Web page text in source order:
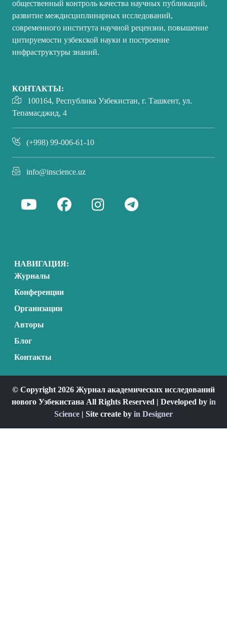
общественный контроль качества научных публикаций,
развитие междисциплинарных исследований,
современного института научной рецензии, повышение
цитируемости узбекской науки и построение
инфраструктуры знаний.
КОНТАКТЫ:
100164, Республика Узбекистан, г. Ташкент, ул.
Тепамасджид, 4
(+998) 99-006-61-10
info@inscience.uz
НАВИГАЦИЯ:
Журналы
Конференции
Организации
Авторы
Блог
Контакты
© Copyright 2026 Журнал академических исследований
нового Узбекистана All Rights Reserved | Developed by in
Science | Site create by in Designer